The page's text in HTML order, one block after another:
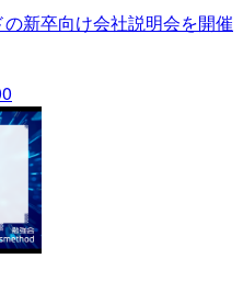
の新卒向け会社説明会を開催